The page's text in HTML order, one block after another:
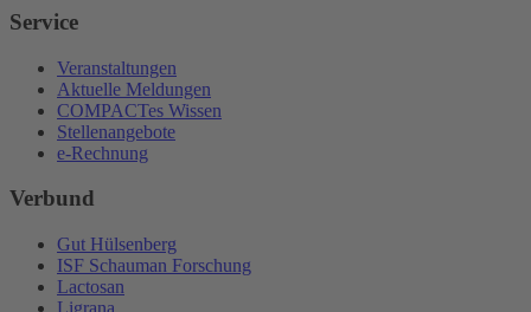
Service
Veranstaltungen
Aktuelle Meldungen
COMPACTes Wissen
Stellenangebote
e-Rechnung
Verbund
Gut Hülsenberg
ISF Schauman Forschung
Lactosan
Ligrana